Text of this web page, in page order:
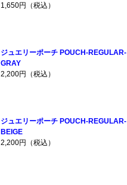
1,650円（税込）
ジュエリーポーチ POUCH-REGULAR-
GRAY
2,200円（税込）
ジュエリーポーチ POUCH-REGULAR-
BEIGE
2,200円（税込）